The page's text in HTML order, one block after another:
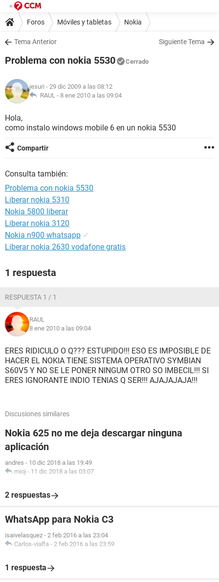
Foros Móviles y tabletas Nokia
Tema Anterior Siguiente Tema
Problema con nokia 5530 Cerrado
jesuri - 29 dic 2009 a las 08:12
RAUL - 8 ene 2010 a las 09:04
Hola,
como instalo windows mobile 6 en un nokia 5530
Compartir
Consulta también:
Problema con nokia 5530
Liberar nokia 5310
Nokia 5800 liberar
Liberar nokia 3120
Nokia n900 whatsapp ✓
Liberar nokia 2630 vodafone gratis
1 respuesta
RESPUESTA 1 / 1
RAUL
8 ene 2010 a las 09:04
ERES RIDICULO O Q??? ESTUPIDO!!! ESO ES IMPOSIBLE DE
HACER EL NOKIA TIENE SISTEMA OPERATIVO SYMBIAN
S60V5 Y NO SE LE PONER NINGUM OTRO SO IMBECIL!!! SI
ERES IGNORANTE INDIO TENIAS Q SER!!! AJAJAJAJA!!!
Discusiones similares
Nokia 625 no me deja descargar ninguna
aplicación
andres - 10 dic 2018 a las 19:49
mioj - 11 dic 2018 a las 03:07
2 respuestas
WhatsApp para Nokia C3
isaivelasquez - 2 feb 2016 a las 23:04
Carlos-vialfa - 2 feb 2016 a las 23:59
1 respuesta